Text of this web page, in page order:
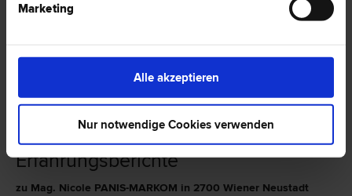
Marketing
Alle akzeptieren
Nur notwendige Cookies verwenden
2700 Wiener Neustadt
Erfahrungsberichte
zu Mag. Nicole PANIS-MARKOM in 2700 Wiener Neustadt